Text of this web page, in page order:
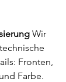
Wir
Fronten,
Farbe.